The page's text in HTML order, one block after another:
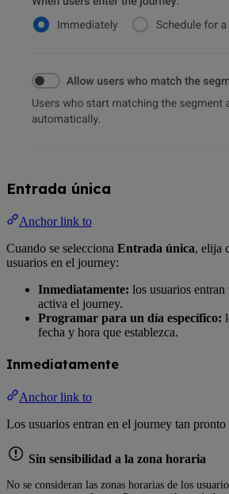
Entrada única
Anchor link to
Cuando se selecciona Entrada única, elija
usuarios en el journey:
Inmediatamente: los usuarios
activa el journey.
Programar para un día específico:
fecha y hora que establezca.
Inmediatamente
Anchor link to
Los usuarios entran en el journey tan pronto
Sin sensibilidad a la zona horaria
No se consideran las zonas horarias de los